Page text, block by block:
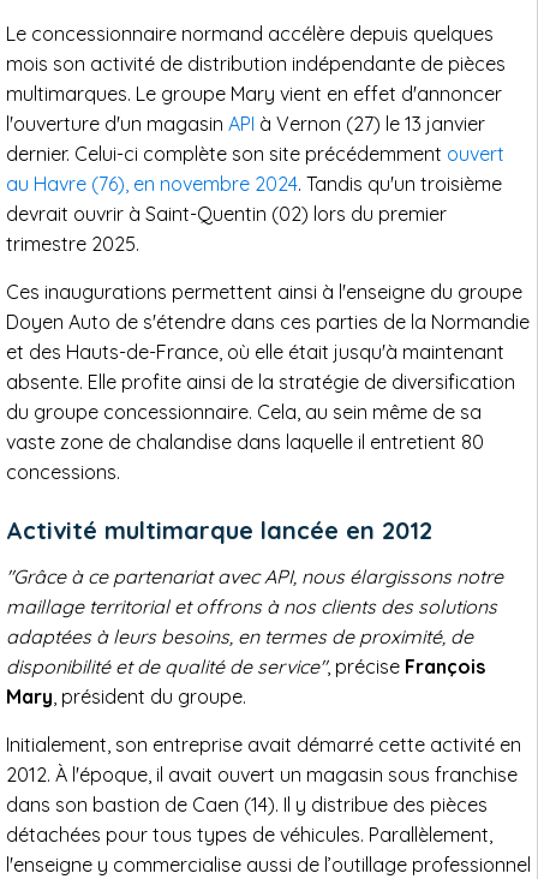
Le concessionnaire normand accélère depuis quelques
mois son activité de distribution indépendante de pièces
multimarques. Le groupe Mary vient en effet d'annoncer
l'ouverture d'un magasin API à Vernon (27) le 13 janvier
dernier. Celui-ci complète son site précédemment ouvert
au Havre (76), en novembre 2024. Tandis qu'un troisième
devrait ouvrir à Saint-Quentin (02) lors du premier
trimestre 2025.
Ces inaugurations permettent ainsi à l'enseigne du groupe
Doyen Auto de s'étendre dans ces parties de la Normandie
et des Hauts-de-France, où elle était jusqu'à maintenant
absente. Elle profite ainsi de la stratégie de diversification
du groupe concessionnaire. Cela, au sein même de sa
vaste zone de chalandise dans laquelle il entretient 80
concessions.
Activité multimarque lancée en 2012
"Grâce à ce partenariat avec API, nous élargissons notre
maillage territorial et offrons à nos clients des solutions
adaptées à leurs besoins, en termes de proximité, de
disponibilité et de qualité de service", précise François
Mary, président du groupe.
Initialement, son entreprise avait démarré cette activité en
2012. À l'époque, il avait ouvert un magasin sous franchise
dans son bastion de Caen (14). Il y distribue des pièces
détachées pour tous types de véhicules. Parallèlement,
l'enseigne y commercialise aussi de l’outillage professionnel